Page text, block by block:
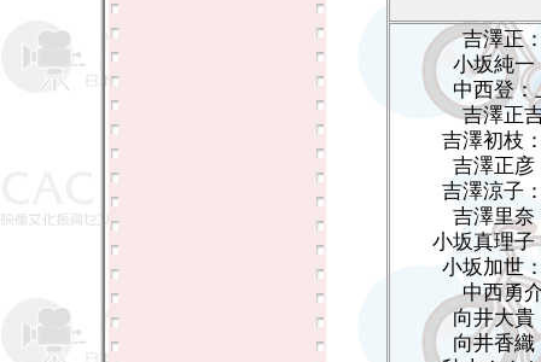
吉澤正
小坂純一
中西登：
吉澤正
吉澤初枝
吉澤正彦
吉澤涼子
吉澤里奈
小坂真理子
小坂加世
中西勇
向井大貴
向井香織